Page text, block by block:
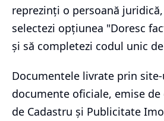
reprezinți o persoană
selectezi opțiunea "Doresc
și să completezi codul unic
Documentele livrate prin
documente oficiale, emise
de Cadastru și Publicitate